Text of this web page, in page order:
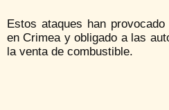
Estos ataques han
en Crimea y obligado a las
la venta de combustible.